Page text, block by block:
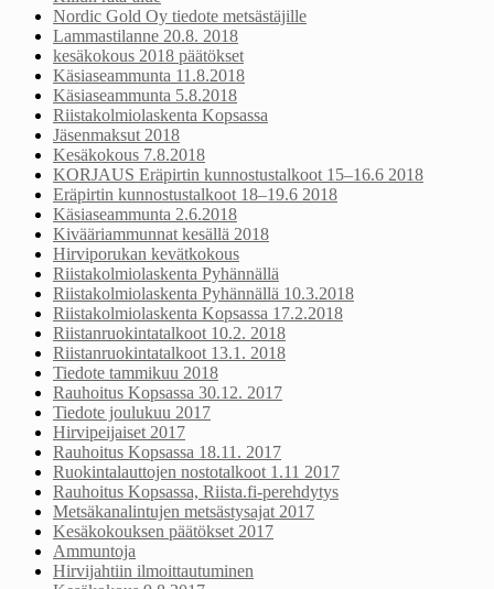
Nordic Gold Oy tiedote metsästäjille
Lammastilanne 20.8. 2018
kesäkokous 2018 päätökset
Käsiaseammunta 11.8.2018
Käsiaseammunta 5.8.2018
Riistakolmiolaskenta Kopsassa
Jäsenmaksut 2018
Kesäkokous 7.8.2018
KORJAUS Eräpirtin kunnostustalkoot 15–16.6 2018
Eräpirtin kunnostustalkoot 18–19.6 2018
Käsiaseammunta 2.6.2018
Kivääriammunnat kesällä 2018
Hirviporukan kevätkokous
Riistakolmiolaskenta Pyhännällä
Riistakolmiolaskenta Pyhännällä 10.3.2018
Riistakolmiolaskenta Kopsassa 17.2.2018
Riistanruokintatalkoot 10.2. 2018
Riistanruokintatalkoot 13.1. 2018
Tiedote tammikuu 2018
Rauhoitus Kopsassa 30.12. 2017
Tiedote joulukuu 2017
Hirvipeijaiset 2017
Rauhoitus Kopsassa 18.11. 2017
Ruokintalauttojen nostotalkoot 1.11 2017
Rauhoitus Kopsassa, Riista.fi-perehdytys
Metsäkanalintujen metsästysajat 2017
Kesäkokouksen päätökset 2017
Ammuntoja
Hirvijahtiin ilmoittautuminen